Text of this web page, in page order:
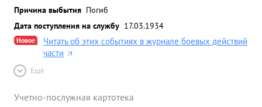
Причина выбытия Погиб
Дата поступления на службу 17.03.1934
Новое
Читать об этих событиях в журнале боевых действий
части
Ещё
Учетно-послужная картотека